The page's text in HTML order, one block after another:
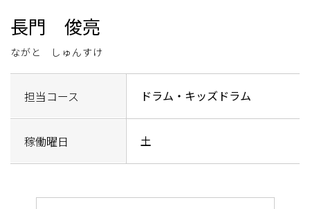
長門 俊亮
ながと しゅんすけ
担当コース ドラム・キッズドラム
稼働曜日 土